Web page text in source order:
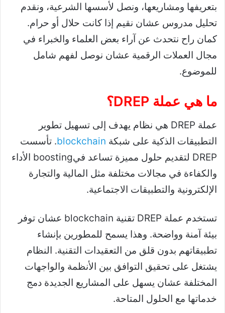
بتعريفها ومشاريعها، ونصل لأسسها الشرعية، ونقدم
تحليل مدروس عشان نقيم إذا كانت حلال أو حرام.
كمان راح نتحدث عن آراء بعض العلماء والخبراء في
مجال العملات الرقمية عشان نوصل لفهم شامل
للموضوع.
ما هي عملة DREP؟
عملة DREP هي نظام يهدف إلى تسهيل تطوير
التطبيقات الذكية على شبكة blockchain. تأسست
DREP لتقديم حلول مميزة تساعد فيboosting الأداء
والكفاءة في مجالات مختلفة مثل المالية والتجارة
الإلكترونية والتطبيقات الاجتماعية.
تستخدم عملة DREP تقنية blockchain عشان توفر
بيئة آمنة وواضحة. وهذا يسمح للمطورين بإنشاء
تطبيقاتهم بدون قلق من التعقيدات التقنية. النظام
يشتغل على تحقيق التوافق بين الأنظمة والواجهات
المختلفة عشان يسهل على المشاريع الجديدة دمج
خدماتها مع الحلول المتاحة.